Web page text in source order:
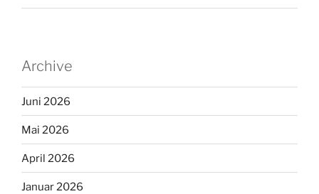
Archive
Juni 2026
Mai 2026
April 2026
Januar 2026